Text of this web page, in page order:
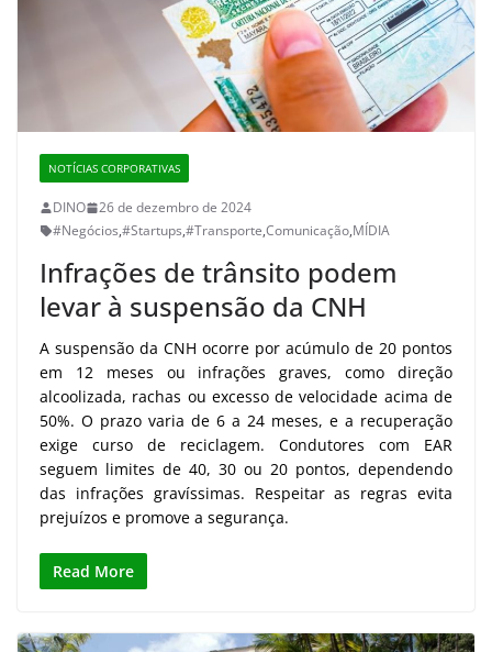
NOTÍCIAS CORPORATIVAS
DINO
26 de dezembro de 2024
#Negócios,#Startups,#Transporte,Comunicação,MÍDIA
Infrações de trânsito podem
levar à suspensão da CNH
A suspensão da CNH ocorre por acúmulo de 20 pontos
em 12 meses ou infrações graves, como direção
alcoolizada, rachas ou excesso de velocidade acima de
50%. O prazo varia de 6 a 24 meses, e a recuperação
exige curso de reciclagem. Condutores com EAR
seguem limites de 40, 30 ou 20 pontos, dependendo
das infrações gravíssimas. Respeitar as regras evita
prejuízos e promove a segurança.
Read More